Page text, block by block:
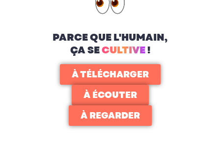
PARCE QUE L'HUMAIN,
ÇA SECULTIVE!
À TÉLÉCHARGER
À ÉCOUTER
À REGARDER